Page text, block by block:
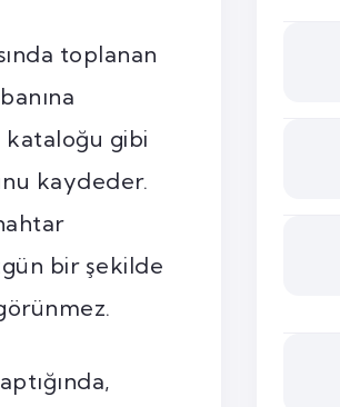
toplanan
kataloğu gibi
kaydeder.
bir şekilde